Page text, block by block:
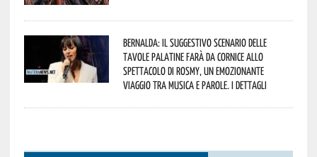
Bernalda: il suggestivo scenario delle
Tavole Palatine farà da cornice allo
spettacolo di Rosmy, un emozionante
viaggio tra musica e parole. I dettagli